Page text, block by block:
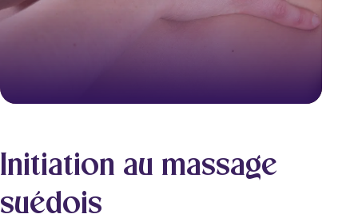
Initiation au massage
suédois